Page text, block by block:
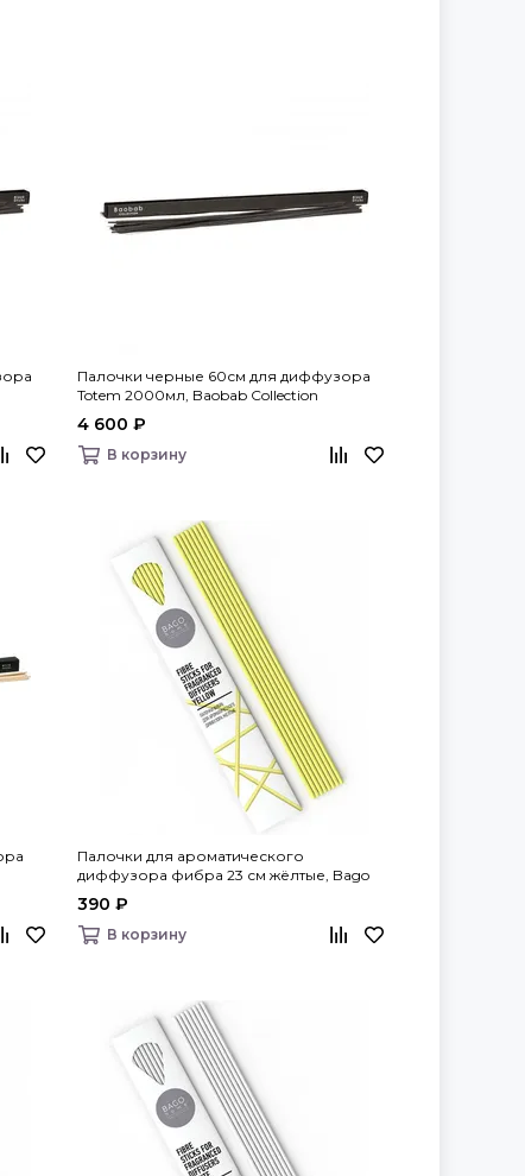
Палочки черные 60см для диффузора
Totem 2000мл, Baobab Collection
4 600 ₽
В корзину
Палочки для ароматического
диффузора фибра 23 см жёлтые, Bago
390 ₽
В корзину